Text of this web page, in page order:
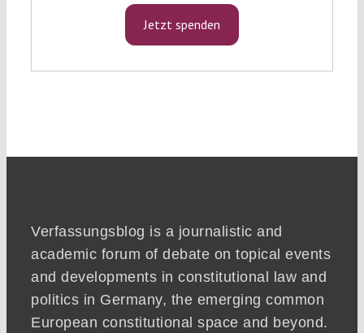
Jetzt spenden
Verfassungsblog is a journalistic and
academic forum of debate on topical events
and developments in constitutional law and
politics in Germany, the emerging common
European constitutional space and beyond.